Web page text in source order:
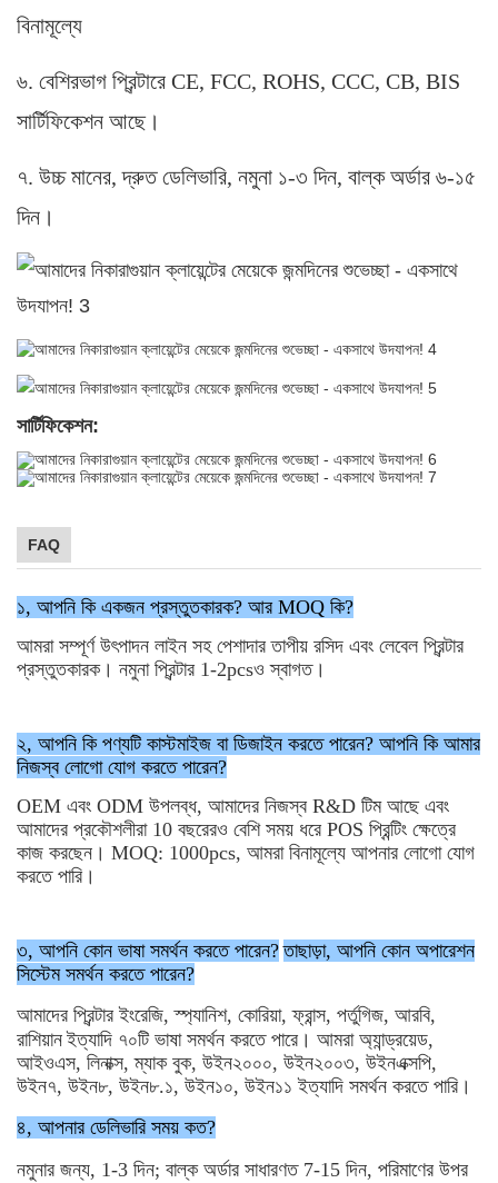
বিনামূল্যে
৬. বেশিরভাগ প্রিন্টারে CE, FCC, ROHS, CCC, CB, BIS
সার্টিফিকেশন আছে।
৭. উচ্চ মানের, দ্রুত ডেলিভারি, নমুনা ১-৩ দিন, বাল্ক অর্ডার ৬-১৫
দিন।
সার্টিফিকেশন:
FAQ
১, আপনি কি একজন প্রস্তুতকারক? আর MOQ কি?
আমরা সম্পূর্ণ উৎপাদন লাইন সহ পেশাদার তাপীয় রসিদ এবং লেবেল প্রিন্টার
প্রস্তুতকারক। নমুনা প্রিন্টার 1-2pcsও স্বাগত।
২, আপনি কি পণ্যটি কাস্টমাইজ বা ডিজাইন করতে পারেন? আপনি কি আমার
নিজস্ব লোগো যোগ করতে পারেন?
OEM এবং ODM উপলব্ধ, আমাদের নিজস্ব R&D টিম আছে এবং
আমাদের প্রকৌশলীরা 10 বছরেরও বেশি সময় ধরে POS প্রিন্টিং ক্ষেত্রে
কাজ করছেন। MOQ: 1000pcs, আমরা বিনামূল্যে আপনার লোগো যোগ
করতে পারি।
৩, আপনি কোন ভাষা সমর্থন করতে পারেন? তাছাড়া, আপনি কোন অপারেশন
সিস্টেম সমর্থন করতে পারেন?
আমাদের প্রিন্টার ইংরেজি, স্প্যানিশ, কোরিয়া, ফ্রান্স, পর্তুগিজ, আরবি,
রাশিয়ান ইত্যাদি ৭০টি ভাষা সমর্থন করতে পারে। আমরা অ্যান্ড্রয়েড,
আইওএস, লিনাক্স, ম্যাক বুক, উইন২০০০, উইন২০০৩, উইনএক্সপি,
উইন৭, উইন৮, উইন৮.১, উইন১০, উইন১১ ইত্যাদি সমর্থন করতে পারি।
৪, আপনার ডেলিভারি সময় কত?
নমুনার জন্য, 1-3 দিন; বাল্ক অর্ডার সাধারণত 7-15 দিন, পরিমাণের উপর